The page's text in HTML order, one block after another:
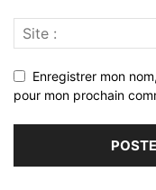
Enregistrer mon
pour mon prochain